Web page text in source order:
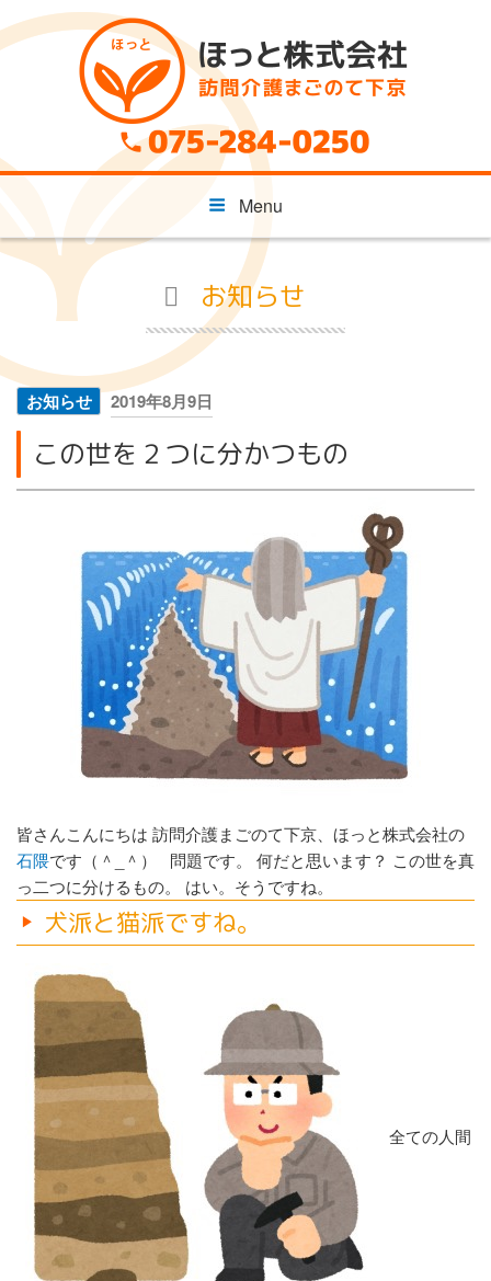
ス
プ
Menu
お知らせ
お知らせ
投
稿
日:
2019年8月9日
この世を２つに分かつもの
皆さんこんにちは 訪問介護まごのて下京、ほっと株式会社の
石隈です（＾_＾） 問題です。 何だと思います？ この世を真
っ二つに分けるもの。 はい。そうですね。
犬派と猫派ですね。
全ての人間